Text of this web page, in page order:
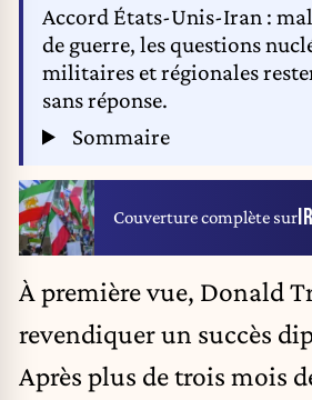
Accord États-Unis-Iran :
de guerre, les questions
militaires et régionales
sans réponse.
Sommaire
Couverture complète sur
À première vue, Donald
revendiquer un succès
Après plus de trois mois